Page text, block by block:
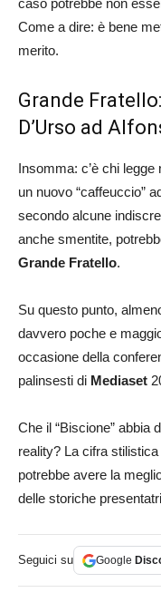
caso potrebbe non
Come a dire: è bene
merito.
Grande
D’Urso ad
Insomma: c’è chi legge
un nuovo “caffeuccio”
secondo alcune
anche smentite,
Grande Fratello.
Su questo punto,
davvero poche e
occasione della
palinsesti di Mediaset
Che il “Biscione” abbia
reality? La cifra stilistica
potrebbe avere la
delle storiche
Seguici su Google